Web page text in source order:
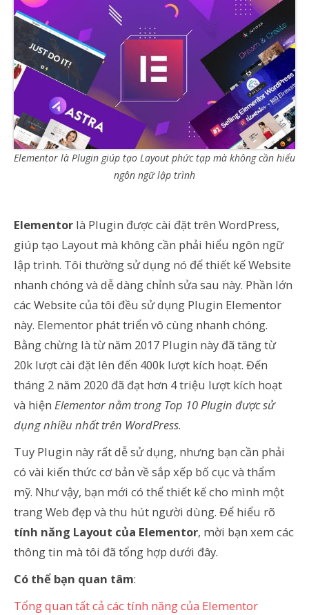
Elementor là Plugin giúp tạo Layout phức tạp mà không cần hiểu
ngôn ngữ lập trình
Elementor là Plugin được cài đặt trên WordPress,
giúp tạo Layout mà không cần phải hiểu ngôn ngữ
lập trình. Tôi thường sử dụng nó để thiết kế Website
nhanh chóng và dễ dàng chỉnh sửa sau này. Phần lớn
các Website của tôi đều sử dụng Plugin Elementor
này. Elementor phát triển vô cùng nhanh chóng.
Bằng chừng là từ năm 2017 Plugin này đã tăng từ
20k lượt cài đặt lên đến 400k lượt kích hoạt. Đến
tháng 2 năm 2020 đã đạt hơn 4 triệu lượt kích hoạt
và hiện Elementor nằm trong Top 10 Plugin được sử
dụng nhiều nhất trên WordPress.
Tuy Plugin này rất dễ sử dụng, nhưng bạn cần phải
có vài kiến thức cơ bản về sắp xếp bố cục và thẩm
mỹ. Như vậy, bạn mới có thể thiết kế cho mình một
trang Web đẹp và thu hút người dùng. Để hiểu rõ
tính năng Layout của Elementor, mời bạn xem các
thông tin mà tôi đã tổng hợp dưới đây.
Có thể bạn quan tâm:
Tổng quan tất cả các tính năng của Elementor